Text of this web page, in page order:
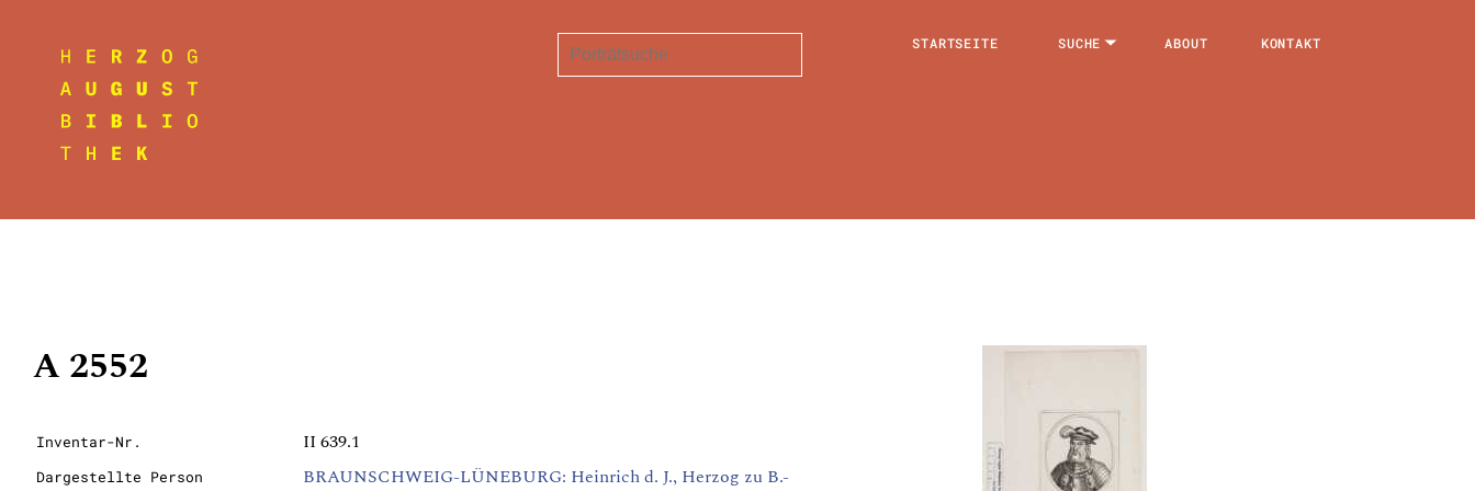
STARTSEITE SUCHE ABOUT KONTAKT
A 2552
Inventar-Nr. II 639.1
Dargestellte Person
BRAUNSCHWEIG-LÜNEBURG: Heinrich d. J., Herzog zu B.-